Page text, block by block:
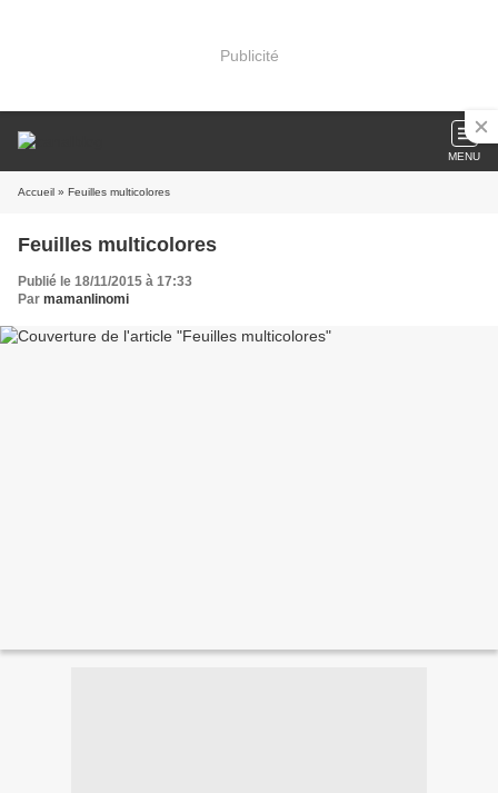
Publicité
MENU
Accueil » Feuilles multicolores
Feuilles multicolores
Publié le 18/11/2015 à 17:33
Par mamanlinomi